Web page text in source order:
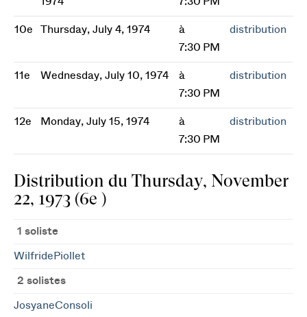
10e Thursday, July 4, 1974
à
7:30 PM
distribution
11e Wednesday, July 10, 1974
à
7:30 PM
distribution
12e Monday, July 15, 1974
à
7:30 PM
distribution
Distribution du Thursday, November
22, 1973 (6e )
1 soliste
WilfridePiollet
2 solistes
JosyaneConsoli